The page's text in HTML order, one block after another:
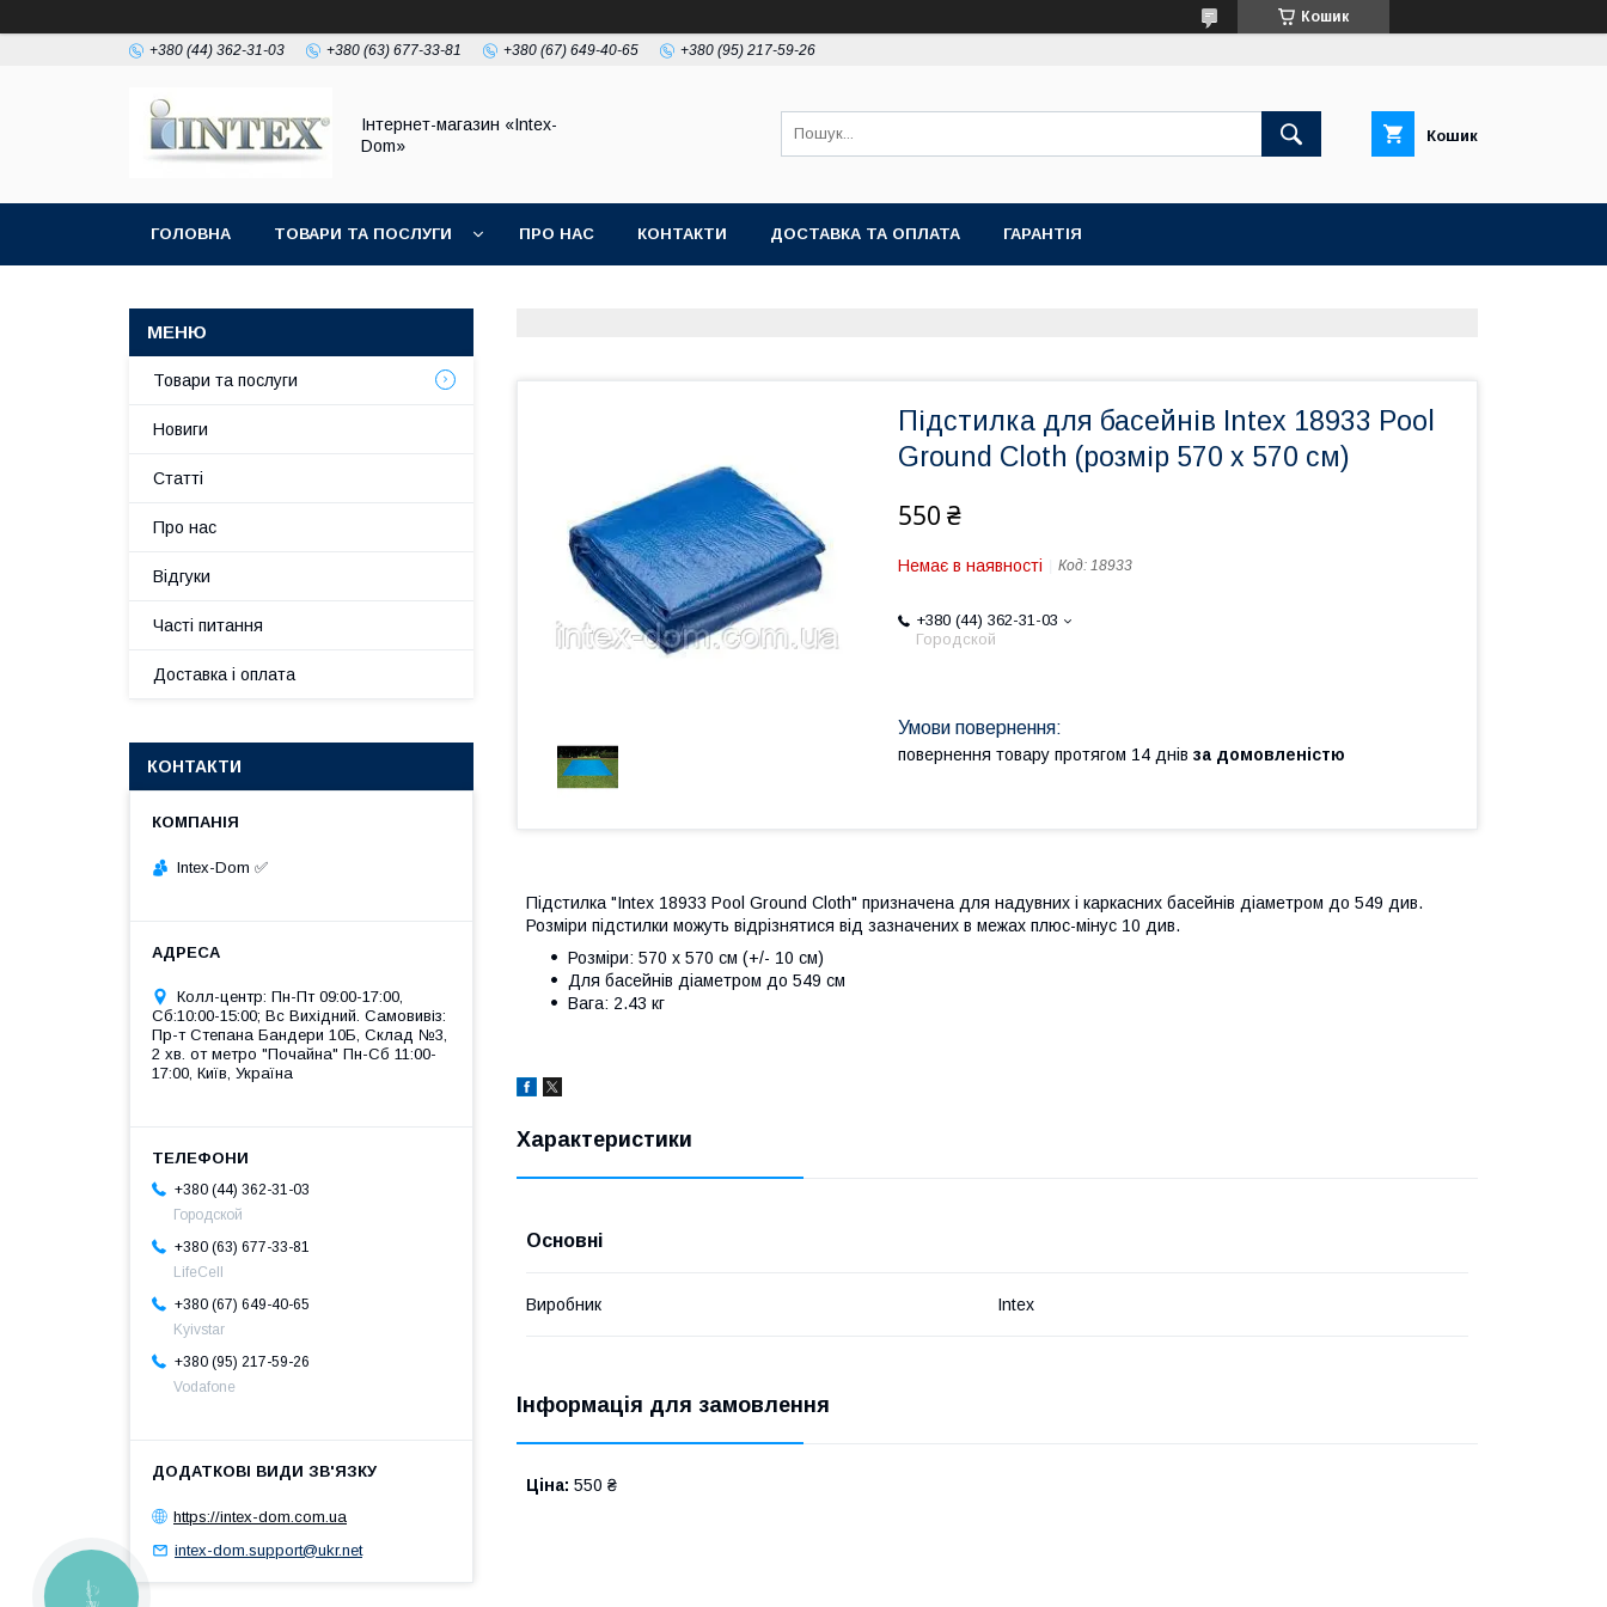
Кошик
+380 (44) 362-31-03 +380 (63) 677-33-81 +380 (67) 649-40-65 +380 (95) 217-59-26
Інтернет-магазин «Intex-
Dom»
Кошик
ГОЛОВНА ТОВАРИ ТА ПОСЛУГИ ПРО НАС КОНТАКТИ ДОСТАВКА ТА ОПЛАТА ГАРАНТІЯ
Підстилка для басейнів Intex 18933 Pool
Ground Cloth (розмір 570 х 570 см)
550 ₴
Немає в наявності Код: 18933
+380 (44) 362-31-03
Городской
повернення товару протягом 14 днів за домовленістю
Підстилка "Intex 18933 Pool Ground Cloth" призначена для надувних і каркасних басейнів діаметром до 549 див.
Розміри підстилки можуть відрізнятися від зазначених в межах плюс-мінус 10 див.
Розміри: 570 х 570 см (+/- 10 см)
Для басейнів діаметром до 549 см
Вага: 2.43 кг
Характеристики
Основні
Виробник Intex
Інформація для замовлення
Ціна: 550 ₴
Товари та послуги
Новиги
Статті
Про нас
Відгуки
Часті питання
Доставка і оплата
КОНТАКТИ
Intex-Dom ✅
Колл-центр: Пн-Пт 09:00-17:00,
Сб:10:00-15:00; Вс Вихідний. Самовивіз:
Пр-т Степана Бандери 10Б, Склад №3,
2 хв. от метро "Почайна" Пн-Cб 11:00-
17:00, Київ, Україна
+380 (44) 362-31-03
Городской
+380 (63) 677-33-81
LifeCell
+380 (67) 649-40-65
Kyivstar
+380 (95) 217-59-26
Vodafone
https://intex-dom.com.ua
intex-dom.support@ukr.net
КНОПКА
ЗВ'ЯЗКУ